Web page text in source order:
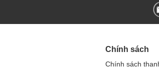
Chính sách
Chính sách